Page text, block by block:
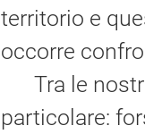
territorio e
occorre
Tra le
particolare: